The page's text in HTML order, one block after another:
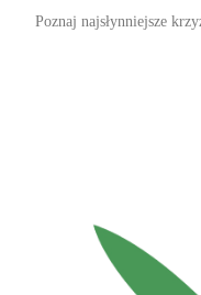
Poznaj najsłynniejsze